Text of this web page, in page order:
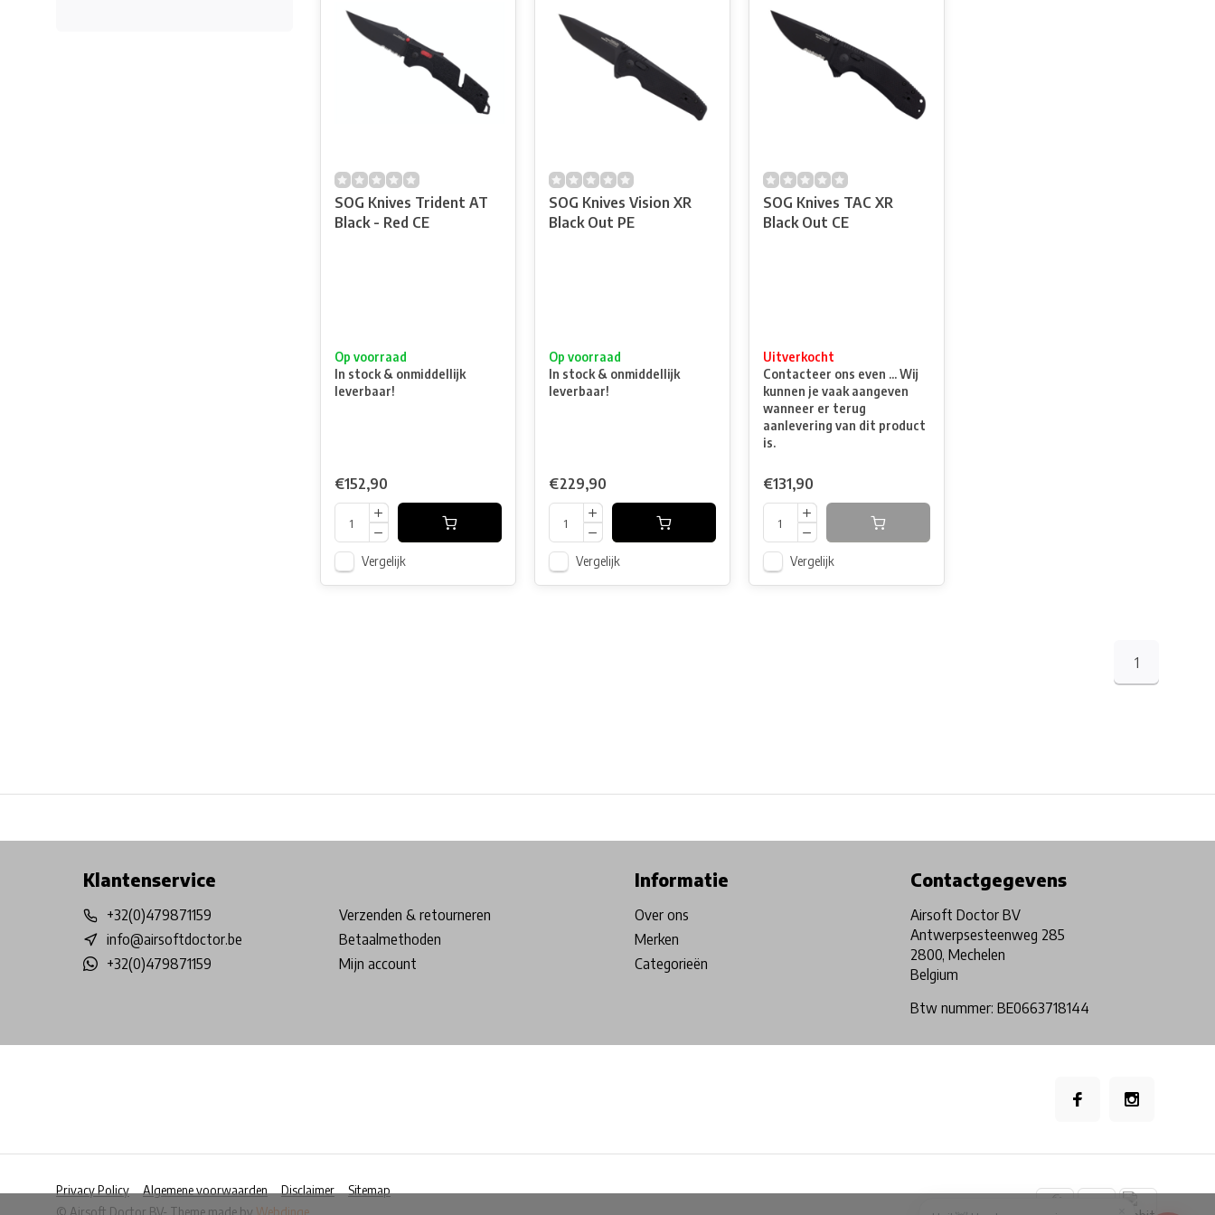
SOG Knives Trident AT
Black - Red CE
Op voorraad
In stock & onmiddellijk
leverbaar!
€152,90
Vergelijk
SOG Knives Vision XR
Black Out PE
Op voorraad
In stock & onmiddellijk
leverbaar!
€229,90
Vergelijk
SOG Knives TAC XR
Black Out CE
Uitverkocht
Contacteer ons even ... Wij
kunnen je vaak aangeven
wanneer er terug
aanlevering van dit product
is.
€131,90
Vergelijk
1
Klantenservice
+32(0)479871159
info@airsoftdoctor.be
+32(0)479871159
Verzenden & retourneren
Betaalmethoden
Mijn account
Informatie
Over ons
Merken
Categorieën
Contactgegevens
Airsoft Doctor BV
Antwerpsesteenweg 285
2800, Mechelen
Belgium
Btw nummer: BE0663718144
Privacy Policy Algemene voorwaarden Disclaimer
Sitemap
© Airsoft Doctor BV- Theme made by Webdinge